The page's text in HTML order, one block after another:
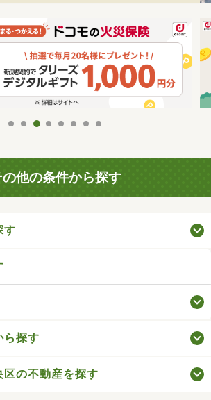
の他の条件から探す
す
ら探す
の不動産を探す